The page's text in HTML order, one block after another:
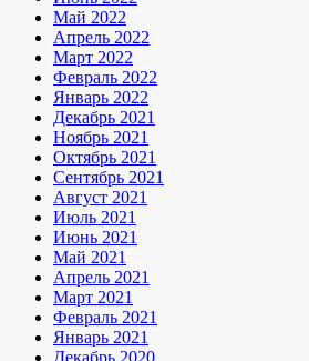
Май 2022
Апрель 2022
Март 2022
Февраль 2022
Январь 2022
Декабрь 2021
Ноябрь 2021
Октябрь 2021
Сентябрь 2021
Август 2021
Июль 2021
Июнь 2021
Май 2021
Апрель 2021
Март 2021
Февраль 2021
Январь 2021